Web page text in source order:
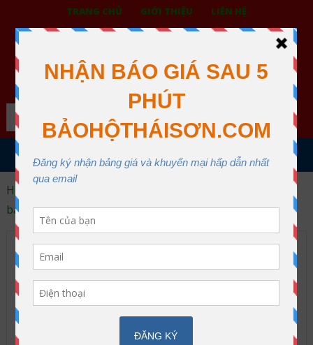
TRANG CHỦ GIỚI THIỆU LIÊN HỆ
BẢO HỘ LAO ĐỘNG THÁI SƠN
XƯỞNG MAY THÁI SƠN QUẬN 12
Search
MENU
Home
bảo hộ
Yếm da hàn chống cháy